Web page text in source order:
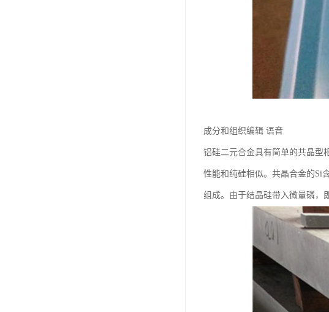
成分和组织编辑 语音
铝硅二元合金具有简单的共晶型
性能和纯硅相似。共晶合金的Si
组成。由于结晶硅带入微量磷，